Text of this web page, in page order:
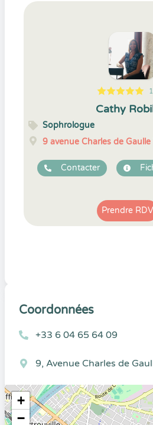
5
1
5
15
Cathy
Sophrologue
9 avenue Charles de Gaulle
Contacter
Prendre RDV
Coordonnées
+33 6 04 65 64 09
9, Avenue Charles de
+
−